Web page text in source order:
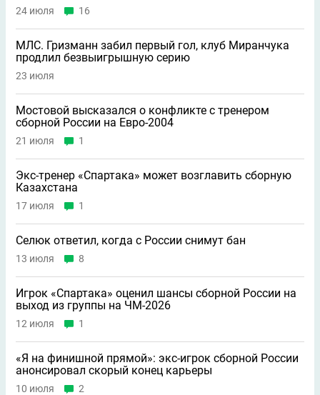
24 июля 16
МЛС. Гризманн забил первый гол, клуб Миранчука
продлил безвыигрышную серию
23 июля
Мостовой высказался о конфликте с тренером
сборной России на Евро-2004
21 июля 1
Экс-тренер «Спартака» может возглавить сборную
Казахстана
17 июля 1
Селюк ответил, когда с России снимут бан
13 июля 8
Игрок «Спартака» оценил шансы сборной России на
выход из группы на ЧМ-2026
12 июля 1
«Я на финишной прямой»: экс-игрок сборной России
анонсировал скорый конец карьеры
10 июля 2